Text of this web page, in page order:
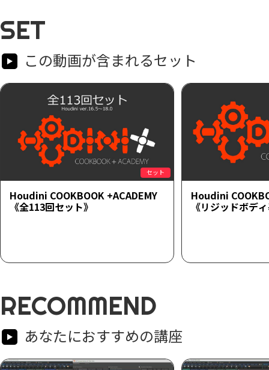
SET
この動画が含まれるセット
セット
Houdini COOKBOOK +ACADEMY
《全113回セット》
Houdini
《リジッドボデ
RECOMMEND
あなたにおすすめの講座